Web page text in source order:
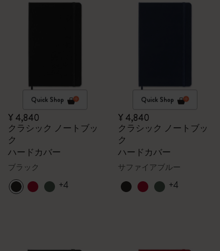
Quick Shop
¥ 4,840
クラシック ノートブッ
ク
ハードカバー
ブラック
+4
Quick Shop
¥ 4,840
クラシック ノートブッ
ク
ハードカバー
サファイアブルー
+4